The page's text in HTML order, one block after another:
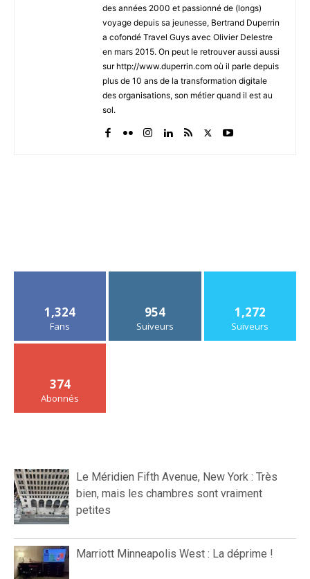
des années 2000 et passionné de (longs)
voyage depuis sa jeunesse, Bertrand Duperrin
a cofondé Travel Guys avec Olivier Delestre
en mars 2015. On peut le retrouver aussi aussi
sur http://www.duperrin.com où il parle depuis
plus de 10 ans de la transformation digitale
des organisations, son métier quand il est au
sol.
1,324
Fans
954
Suiveurs
1,272
Suiveurs
374
Abonnés
Le Méridien Fifth Avenue, New York : Très
bien, mais les chambres sont vraiment
petites
Marriott Minneapolis West : La déprime !